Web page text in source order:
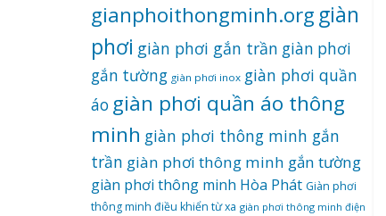
gianphoithongminh.org giàn
phơi giàn phơi gắn trần giàn phơi
gắn tường giàn phơi inox giàn phơi quần
áo giàn phơi quần áo thông
minh giàn phơi thông minh gắn
trần giàn phơi thông minh gắn tường
giàn phơi thông minh Hòa Phát Giàn phơi
thông minh điều khiển từ xa giàn phơi thông minh điện